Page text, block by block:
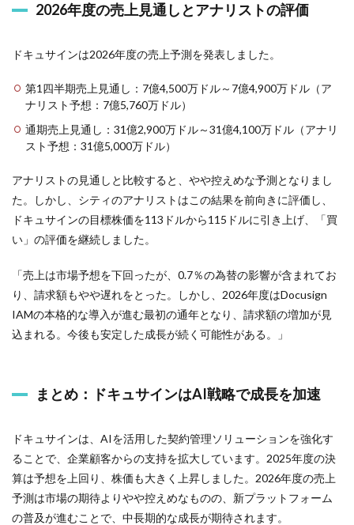
2026年度の売上見通しとアナリストの評価
ドキュサインは2026年度の売上予測を発表しました。
第1四半期売上見通し：7億4,500万ドル～7億4,900万ドル（ア
ナリスト予想：7億5,760万ドル）
通期売上見通し：31億2,900万ドル～31億4,100万ドル（アナリ
スト予想：31億5,000万ドル）
アナリストの見通しと比較すると、やや控えめな予測となりまし
た。しかし、シティのアナリストはこの結果を前向きに評価し、
ドキュサインの目標株価を113ドルから115ドルに引き上げ、「買
い」の評価を継続しました。
「売上は市場予想を下回ったが、0.7％の為替の影響が含まれてお
り、請求額もやや遅れをとった。しかし、2026年度はDocusign
IAMの本格的な導入が進む最初の通年となり、請求額の増加が見
込まれる。今後も安定した成長が続く可能性がある。」
まとめ：ドキュサインはAI戦略で成長を加速
ドキュサインは、AIを活用した契約管理ソリューションを強化す
ることで、企業顧客からの支持を拡大しています。2025年度の決
算は予想を上回り、株価も大きく上昇しました。2026年度の売上
予測は市場の期待よりやや控えめなものの、新プラットフォーム
の普及が進むことで、中長期的な成長が期待されます。